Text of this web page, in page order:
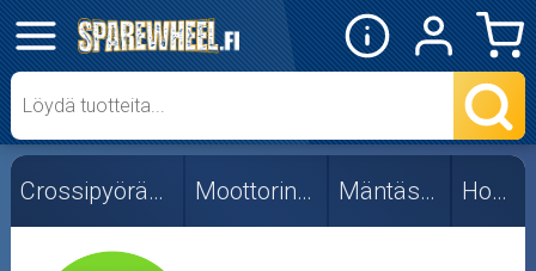
✕
Mopon osat
Skootterin osat
Crossipyörän osat
Crossipyörän osat Moottorin osat Mäntäsarjat Honda